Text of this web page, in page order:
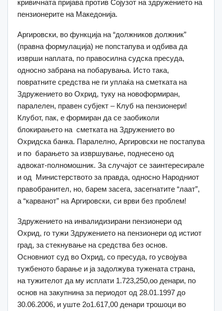
кривичната пријава против Сојузот на здружението на
пензионерите на Македонија.
Аргировски, во функција на “должников должник”
(правна формулација) не попстапува и одбива да
изврши наплата, по правосилна судска пресуда,
односно забрана на побарувања. Исто така,
повратните средства не ги уплаќа на сметката на
Здружението во Охрид, туку на новоформиран,
паралелен, правен субјект – Клуб на пензионери!
Клубот, пак, е формиран да се заобиколи
блокирањето на сметката на Здружението во
Охридска банка. Паралелно, Аргировски не постапува
и по барањето за извршување, поднесено од
адвокат-полномошник. За случајот се заинтересирале
и од Министерството за правда, односно Народниот
правобранител, но, барем засега, засегнатите “лаат”,
а “карванот” на Аргировски, си врви без проблем!
Здружението на инвалидизирани пензионери од
Охрид, го тужи Здружението на пензионери од истиот
град, за стекнување на средства без основ.
Основниот суд во Охрид, со пресуда, го усвојува
тужбеното барање и ја задолжува тужената страна,
на тужителот да му исплати 1.723,250,оо денари, по
основ на закупнина за периодот од 28.01.1997 до
30.06.2006, и уште 2о1.617,00 денари трошоци во